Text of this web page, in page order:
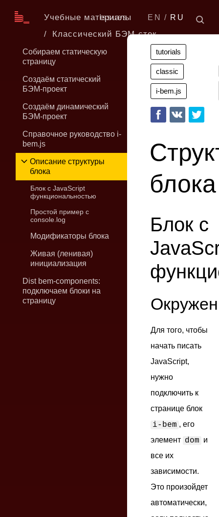
EN RU
Issues
Учебные материалы
Классический БЭМ-стек
Собираем статическую
страницу
Создаём статический
БЭМ-проект
Создаём динамический
БЭМ-проект
Справочное руководство i-
bem.js
Описание структуры
блока
Блок с JavaScript
функциональностью
Простой пример с
console.log
Модификаторы блока
Живая (ленивая)
инициализация
Dist bem-components:
подключаем блоки на
страницу
блока
Блок с
Для того, чтобы
начать писать
JavaScript,
нужно
подключить к
странице блок
i-bem , его
элемент dom и
все их
зависимости.
Это произойдет
автоматически,
tutorials
classic
i-bem.js